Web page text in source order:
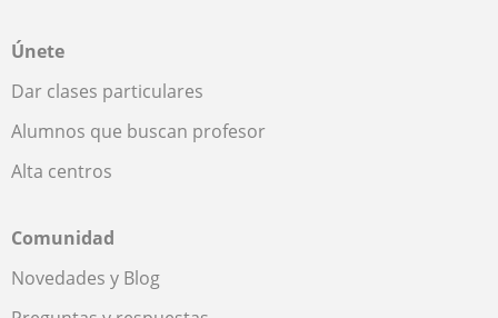
Únete
Dar clases particulares
Alumnos que buscan profesor
Alta centros
Comunidad
Novedades y Blog